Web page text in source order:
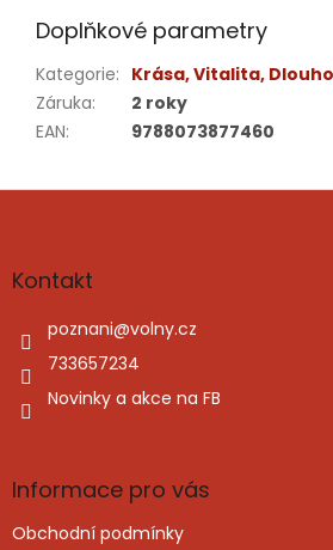
Doplňkové parametry
Kategorie: Krása, Vitalita,
Záruka:
2 roky
EAN: 9788073877460
Z
aKontakt
poznani@volny.cz
733657234
Novinky a akce na FB
Informace pro vás
Obchodní podmínky